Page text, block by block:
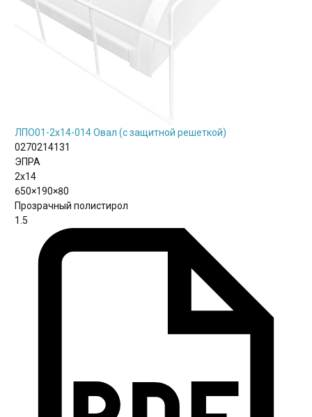
ЛПО01-2х14-014 Овал (с защитной решеткой)
0270214131
ЭПРА
2х14
650×190×80
Прозрачный полистирол
1.5